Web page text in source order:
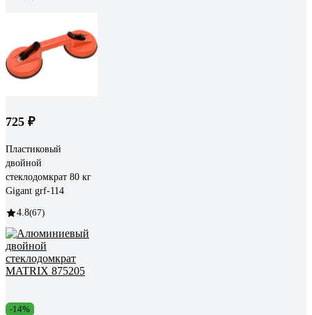
725 ₽
Пластиковый
двойной
стеклодомкрат 80 кг
Gigant grf-114
4.8(67)
-14%